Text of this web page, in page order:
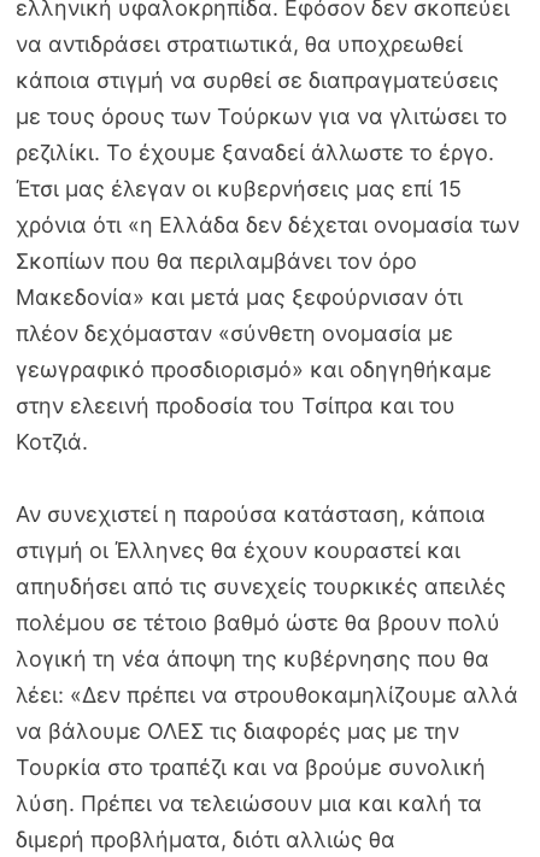
ελληνική υφαλοκρηπίδα. Εφόσον δεν σκοπεύει
να αντιδράσει στρατιωτικά, θα υποχρεωθεί
κάποια στιγμή να συρθεί σε διαπραγματεύσεις
με τους όρους των Τούρκων για να γλιτώσει το
ρεζιλίκι. Το έχουμε ξαναδεί άλλωστε το έργο.
Έτσι μας έλεγαν οι κυβερνήσεις μας επί 15
χρόνια ότι «η Ελλάδα δεν δέχεται ονομασία των
Σκοπίων που θα περιλαμβάνει τον όρο
Μακεδονία» και μετά μας ξεφούρνισαν ότι
πλέον δεχόμασταν «σύνθετη ονομασία με
γεωγραφικό προσδιορισμό» και οδηγηθήκαμε
στην ελεεινή προδοσία του Τσίπρα και του
Κοτζιά.
Αν συνεχιστεί η παρούσα κατάσταση, κάποια
στιγμή οι Έλληνες θα έχουν κουραστεί και
απηυδήσει από τις συνεχείς τουρκικές απειλές
πολέμου σε τέτοιο βαθμό ώστε θα βρουν πολύ
λογική τη νέα άποψη της κυβέρνησης που θα
λέει: «Δεν πρέπει να στρουθοκαμηλίζουμε αλλά
να βάλουμε ΟΛΕΣ τις διαφορές μας με την
Τουρκία στο τραπέζι και να βρούμε συνολική
λύση. Πρέπει να τελειώσουν μια και καλή τα
διμερή προβλήματα, διότι αλλιώς θα